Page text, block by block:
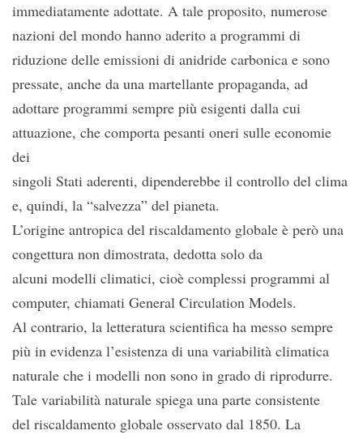
immediatamente adottate. A tale proposito, numerose
nazioni del mondo hanno aderito a programmi di
riduzione delle emissioni di anidride carbonica e sono
pressate, anche da una martellante propaganda, ad
adottare programmi sempre più esigenti dalla cui
attuazione, che comporta pesanti oneri sulle economie
dei
singoli Stati aderenti, dipenderebbe il controllo del clima
e, quindi, la “salvezza” del pianeta.
L’origine antropica del riscaldamento globale è però una
congettura non dimostrata, dedotta solo da
alcuni modelli climatici, cioè complessi programmi al
computer, chiamati General Circulation Models.
Al contrario, la letteratura scientifica ha messo sempre
più in evidenza l’esistenza di una variabilità climatica
naturale che i modelli non sono in grado di riprodurre.
Tale variabilità naturale spiega una parte consistente
del riscaldamento globale osservato dal 1850. La